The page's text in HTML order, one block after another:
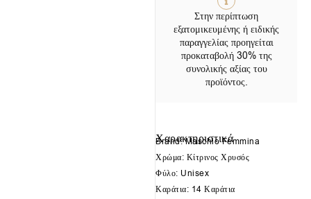
Στην περίπτωση
εξατομικευμένης ή ειδικής
παραγγελίας προηγείται
προκαταβολή 30% της
συνολικής αξίας του
προϊόντος.
Χαρακτηριστικά
Brand: Maschio Femmina
Χρώμα: Κίτρινος Χρυσός
Φύλο: Unisex
Καράτια: 14 Καράτια